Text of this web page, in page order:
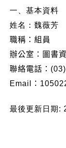
一、基本資料
姓名：魏薇芳
職稱： 組員
辦公室： 圖書
聯絡電話：
Email：
最後更新日期: